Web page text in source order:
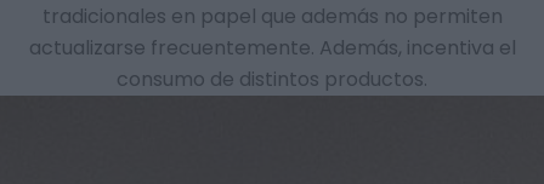
tradicionales en papel que además no permiten
actualizarse frecuentemente. Además, incentiva el
consumo de distintos productos.